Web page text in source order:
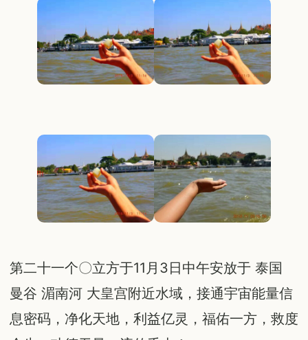
第二十一个〇立方于11月3日中午安放于 泰国
曼谷 湄南河 大皇宫附近水域，接通宇宙能量信
息密码，净化天地，利益亿灵，福佑一方，救度